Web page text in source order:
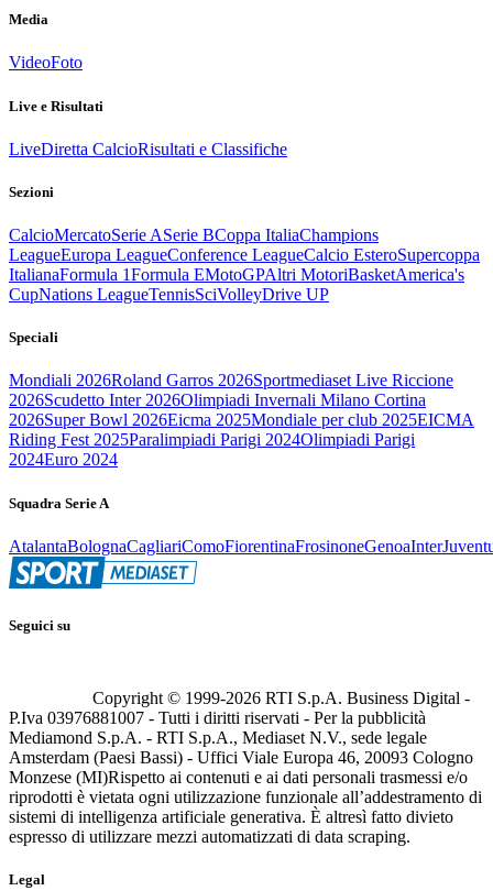
Media
VideoFoto
Live e Risultati
LiveDiretta CalcioRisultati e Classifiche
Sezioni
CalcioMercatoSerie ASerie BCoppa ItaliaChampions
LeagueEuropa LeagueConference LeagueCalcio EsteroSupercoppa
ItalianaFormula 1Formula EMotoGPAltri MotoriBasketAmerica's
CupNations LeagueTennisSciVolleyDrive UP
Speciali
Mondiali 2026Roland Garros 2026Sportmediaset Live Riccione
2026Scudetto Inter 2026Olimpiadi Invernali Milano Cortina
2026Super Bowl 2026Eicma 2025Mondiale per club 2025EICMA
Riding Fest 2025Paralimpiadi Parigi 2024Olimpiadi Parigi
2024Euro 2024
Squadra Serie A
AtalantaBolognaCagliariComoFiorentinaFrosinoneGenoaInter
Seguici su
Copyright © 1999-2026 RTI S.p.A. Business Digital -
P.Iva 03976881007 - Tutti i diritti riservati - Per la pubblicità
Mediamond S.p.A. - RTI S.p.A., Mediaset N.V., sede legale
Amsterdam (Paesi Bassi) - Uffici Viale Europa 46, 20093 Cologno
Monzese (MI)Rispetto ai contenuti e ai dati personali trasmessi e/o
riprodotti è vietata ogni utilizzazione funzionale all’addestramento di
sistemi di intelligenza artificiale generativa. È altresì fatto divieto
espresso di utilizzare mezzi automatizzati di data scraping.
Legal